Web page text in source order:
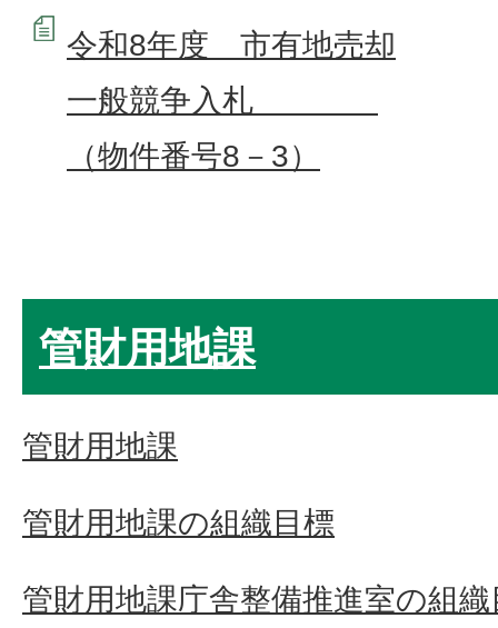
令和8年度 市有地売却
一般競争入札
（物件番号8－3）
管財用地課
管財用地課
管財用地課の組織目標
管財用地課庁舎整備推進室の組織